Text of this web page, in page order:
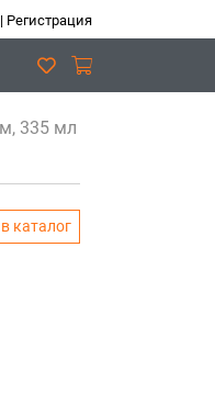
Регистрация
335 мл
каталог